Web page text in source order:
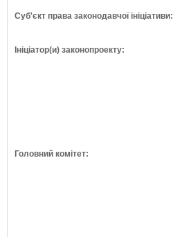
Суб'єкт права законодавчої ініціативи:
Ініціатор(и) законопроекту:
Головний комітет: